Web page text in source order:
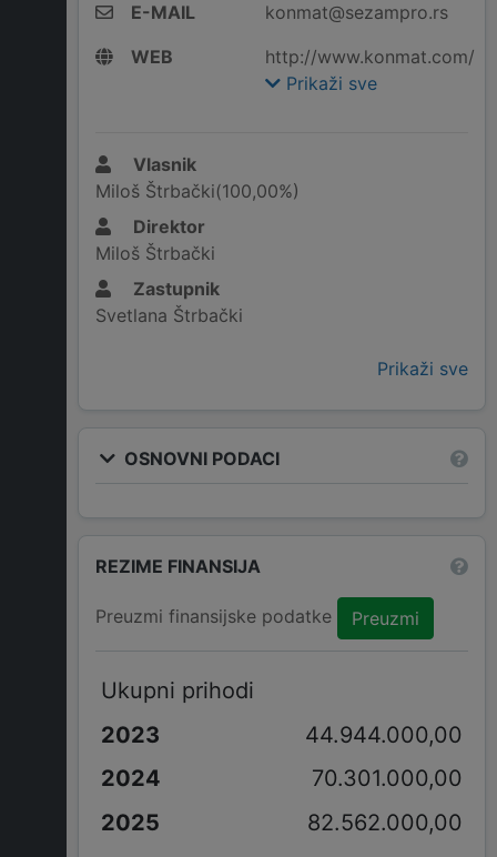
E-MAIL
konmat@sezampro.rs
WEB
http://www.konmat.com/
Prikaži sve
Vlasnik
Miloš Štrbački(100,00%)
Direktor
Miloš Štrbački
Zastupnik
Svetlana Štrbački
Prikaži sve
OSNOVNI PODACI
REZIME FINANSIJA
Preuzmi finansijske podatke Preuzmi
Ukupni prihodi
44.944.000,00
70.301.000,00
82.562.000,00